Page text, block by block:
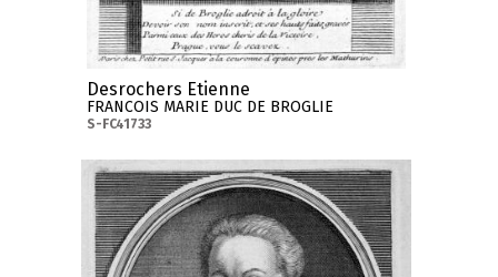
Desrochers Etienne
FRANCOIS MARIE DUC DE BROGLIE
S-FC41733